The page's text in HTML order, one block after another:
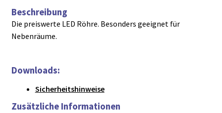
Beschreibung
Die preiswerte LED Röhre. Besonders geeignet für
Nebenräume.
Downloads:
Sicherheitshinweise
Zusätzliche Informationen